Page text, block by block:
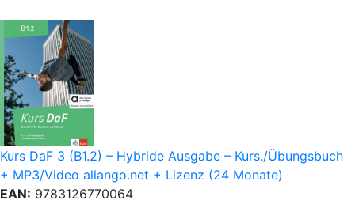
Kurs DaF 3 (B1.2) – Hybride Ausgabe – Kurs./Übungsbuch
+ MP3/Video allango.net + Lizenz (24 Monate)
EAN: 9783126770064